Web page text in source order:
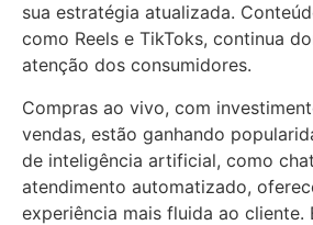
sua estratégia atualizada.
como Reels e TikToks, continua
atenção dos consumidores.
Compras ao vivo, com
vendas, estão ganhando
de inteligência artificial, como
atendimento automatizado,
experiência mais fluida ao cliente.